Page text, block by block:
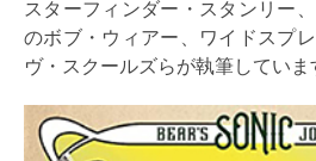
スターフィンダー・スタンリー
のボブ・ウィアー、ワイドスプ
ヴ・スクールズらが執筆していま